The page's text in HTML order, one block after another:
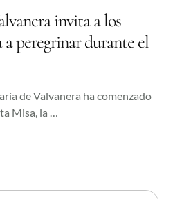
invita a los
peregrinar durante el
de Valvanera ha comenzado
Misa, la …